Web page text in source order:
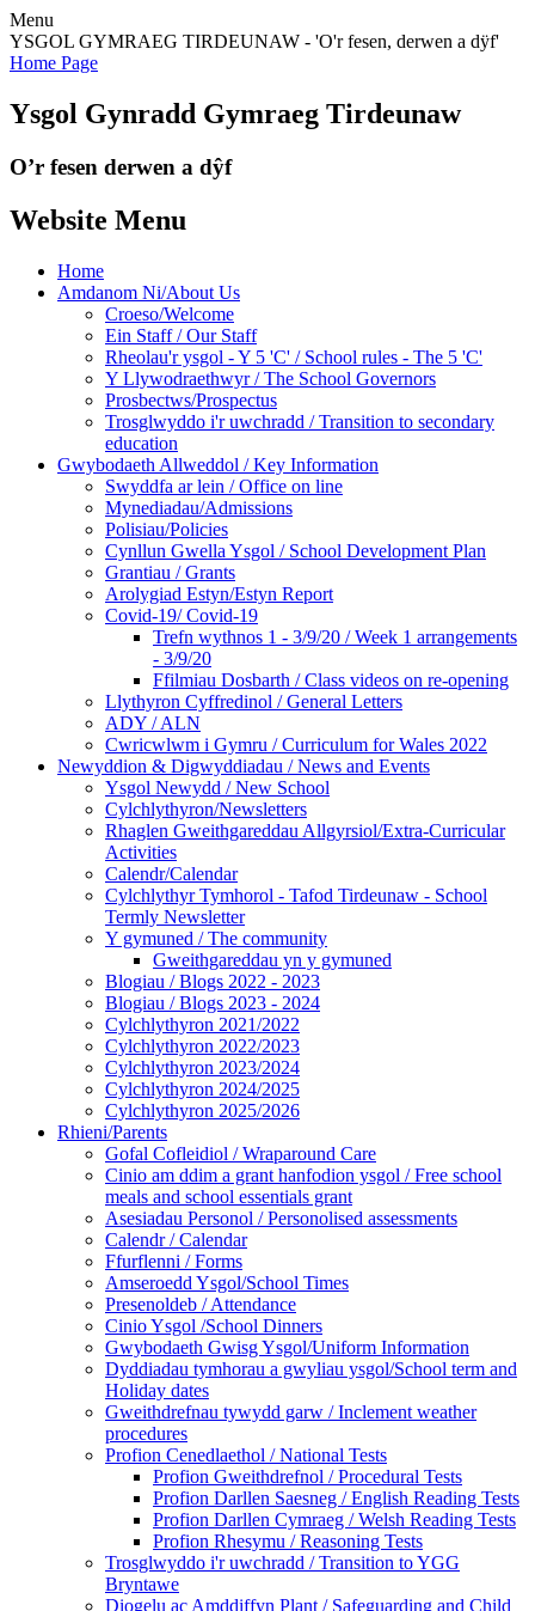
Menu
YSGOL GYMRAEG TIRDEUNAW - 'O'r fesen, derwen a dÿf'
Home Page
Ysgol Gynradd Gymraeg Tirdeunaw
O’r fesen derwen a dŷf
Website Menu
Home
Amdanom Ni/About Us
Croeso/Welcome
Ein Staff / Our Staff
Rheolau'r ysgol - Y 5 'C' / School rules - The 5 'C'
Y Llywodraethwyr / The School Governors
Prosbectws/Prospectus
Trosglwyddo i'r uwchradd / Transition to secondary
education
Gwybodaeth Allweddol / Key Information
Swyddfa ar lein / Office on line
Mynediadau/Admissions
Polisiau/Policies
Cynllun Gwella Ysgol / School Development Plan
Grantiau / Grants
Arolygiad Estyn/Estyn Report
Covid-19/ Covid-19
Trefn wythnos 1 - 3/9/20 / Week 1 arrangements
- 3/9/20
Ffilmiau Dosbarth / Class videos on re-opening
Llythyron Cyffredinol / General Letters
ADY / ALN
Cwricwlwm i Gymru / Curriculum for Wales 2022
Newyddion & Digwyddiadau / News and Events
Ysgol Newydd / New School
Cylchlythyron/Newsletters
Rhaglen Gweithgareddau Allgyrsiol/Extra-Curricular
Activities
Calendr/Calendar
Cylchlythyr Tymhorol - Tafod Tirdeunaw - School
Termly Newsletter
Y gymuned / The community
Gweithgareddau yn y gymuned
Blogiau / Blogs 2022 - 2023
Blogiau / Blogs 2023 - 2024
Cylchlythyron 2021/2022
Cylchlythyron 2022/2023
Cylchlythyron 2023/2024
Cylchlythyron 2024/2025
Cylchlythyron 2025/2026
Rhieni/Parents
Gofal Cofleidiol / Wraparound Care
Cinio am ddim a grant hanfodion ysgol / Free school
meals and school essentials grant
Asesiadau Personol / Personolised assessments
Calendr / Calendar
Ffurflenni / Forms
Amseroedd Ysgol/School Times
Presenoldeb / Attendance
Cinio Ysgol /School Dinners
Gwybodaeth Gwisg Ysgol/Uniform Information
Dyddiadau tymhorau a gwyliau ysgol/School term and
Holiday dates
Gweithdrefnau tywydd garw / Inclement weather
procedures
Profion Cenedlaethol / National Tests
Profion Gweithdrefnol / Procedural Tests
Profion Darllen Saesneg / English Reading Tests
Profion Darllen Cymraeg / Welsh Reading Tests
Profion Rhesymu / Reasoning Tests
Trosglwyddo i'r uwchradd / Transition to YGG
Bryntawe
Diogelu ac Amddiffyn Plant / Safeguarding and Child